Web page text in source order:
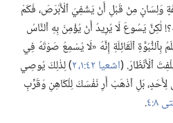
وَلِسَانٍ مِنْ قَبْلِ أَنْ يَشْفِيَ ٱلْأَبْرَصَ،‏ فَكَمْ
لٰكِنَّ يَسُوعَ لَا يُرِيدُ أَنْ يُؤْمِنَ بِهِ ٱلنَّاسُ
ٱلْقَائِلَةِ إِنَّهُ «لَا يُسْمِعُ صَوْتَهُ فِي
ٱلْأَنْظَارَ.‏ (‏اشعيا ٤٢:‏​١،‏ ٢
‏)‏ لِذٰلِكَ يُوصِي
لِأَحَدٍ،‏ بَلِ ٱذْهَبْ أَرِ نَفْسَكَ لِلْكَاهِنِ وَقَرِّبِ
٨:‏٤
‏.‏